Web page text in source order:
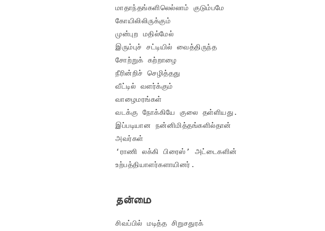
மாதாந்தங்களிலெல்லாம் குடும்பமே
கோயிலிலிருக்கும்
முன்புற மதில்மேல்
இரும்புச் சட்டியில் வைத்திருந்த
சோற்றுக் கற்றாழை
நீரின்றிச் செழித்தது
வீட்டில் வளர்க்கும்
வாழைமரங்கள்
வடக்கு நோக்கியே குலை தள்ளியது.
இப்படியான நன்னிமித்தங்களில்தான்
அவர்கள்
‘ராணி லக்கி பிரைஸ்’ அட்டைகளின்
உற்பத்தியாளர்களாயினர்.
தன்மை
சிவப்பில் மடித்த சிறுசதுரக்